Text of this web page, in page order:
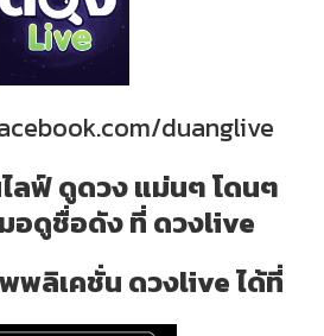
duanglive
ลฟ์ ดูดวง แม่นๆ โดนๆ
อดูชื่อดัง ที่ ดวงlive
พลิเคชั่น ดวงlive ได้ที่